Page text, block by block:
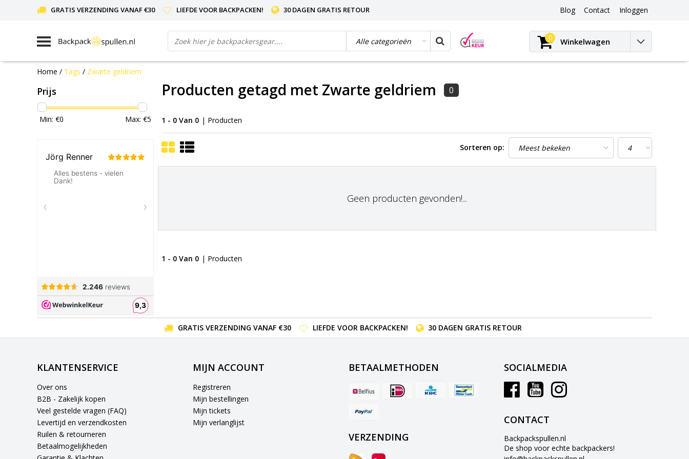
GRATIS VERZENDING VANAF €30 LIEFDE VOOR BACKPACKEN! 30 DAGEN GRATIS RETOUR Blog
Blog
Contact Inloggen
0 Winkelwagen
Home / Tags / Zwarte geldriem
Prijs
Min: €0 Max: €5
Producten getagd met Zwarte geldriem 0
1 - 0 Van 0 | Producten
Sorteren op:
Geen producten gevonden!...
1 - 0 Van 0 | Producten
GRATIS VERZENDING VANAF €30 LIEFDE VOOR BACKPACKEN! 30 DAGEN GRATIS RETOUR
KLANTENSERVICE
Over ons
B2B - Zakelijk kopen
Veel gestelde vragen (FAQ)
Levertijd en verzendkosten
Ruilen & retourneren
Betaalmogelijkheden
MIJN ACCOUNT
Registreren
Mijn bestellingen
Mijn tickets
Mijn verlanglijst
BETAALMETHODEN
VERZENDING
SOCIALMEDIA
CONTACT
Backpackspullen.nl
De shop voor echte backpackers!